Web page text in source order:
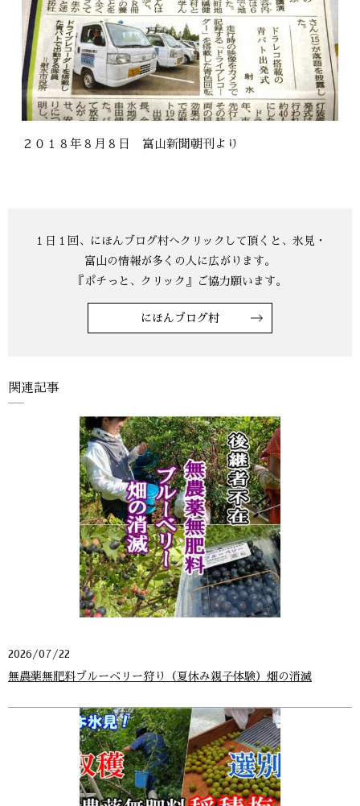
２０１８年８月８日 富山新聞朝刊より
にほんブログ村
関連記事
2026/07/22
無農薬無肥料ブルーベリー狩り（夏休み親子体験）畑の消滅